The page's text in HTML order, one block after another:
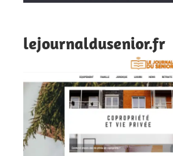
lejournaldusenior.fr